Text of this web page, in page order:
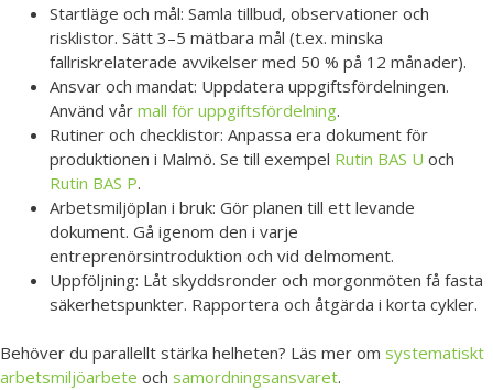
Startläge och mål: Samla tillbud, observationer och
risklistor. Sätt 3–5 mätbara mål (t.ex. minska
fallriskrelaterade avvikelser med 50 % på 12 månader).
Ansvar och mandat: Uppdatera uppgiftsfördelningen.
Använd vår mall för uppgiftsfördelning.
Rutiner och checklistor: Anpassa era dokument för
produktionen i Malmö. Se till exempel Rutin BAS U och
Rutin BAS P.
Arbetsmiljöplan i bruk: Gör planen till ett levande
dokument. Gå igenom den i varje
entreprenörsintroduktion och vid delmoment.
Uppföljning: Låt skyddsronder och morgonmöten få fasta
säkerhetspunkter. Rapportera och åtgärda i korta cykler.
Behöver du parallellt stärka helheten? Läs mer om systematiskt
arbetsmiljöarbete och samordningsansvaret.